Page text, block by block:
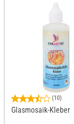
(10)
Glasmosaik-Kleber